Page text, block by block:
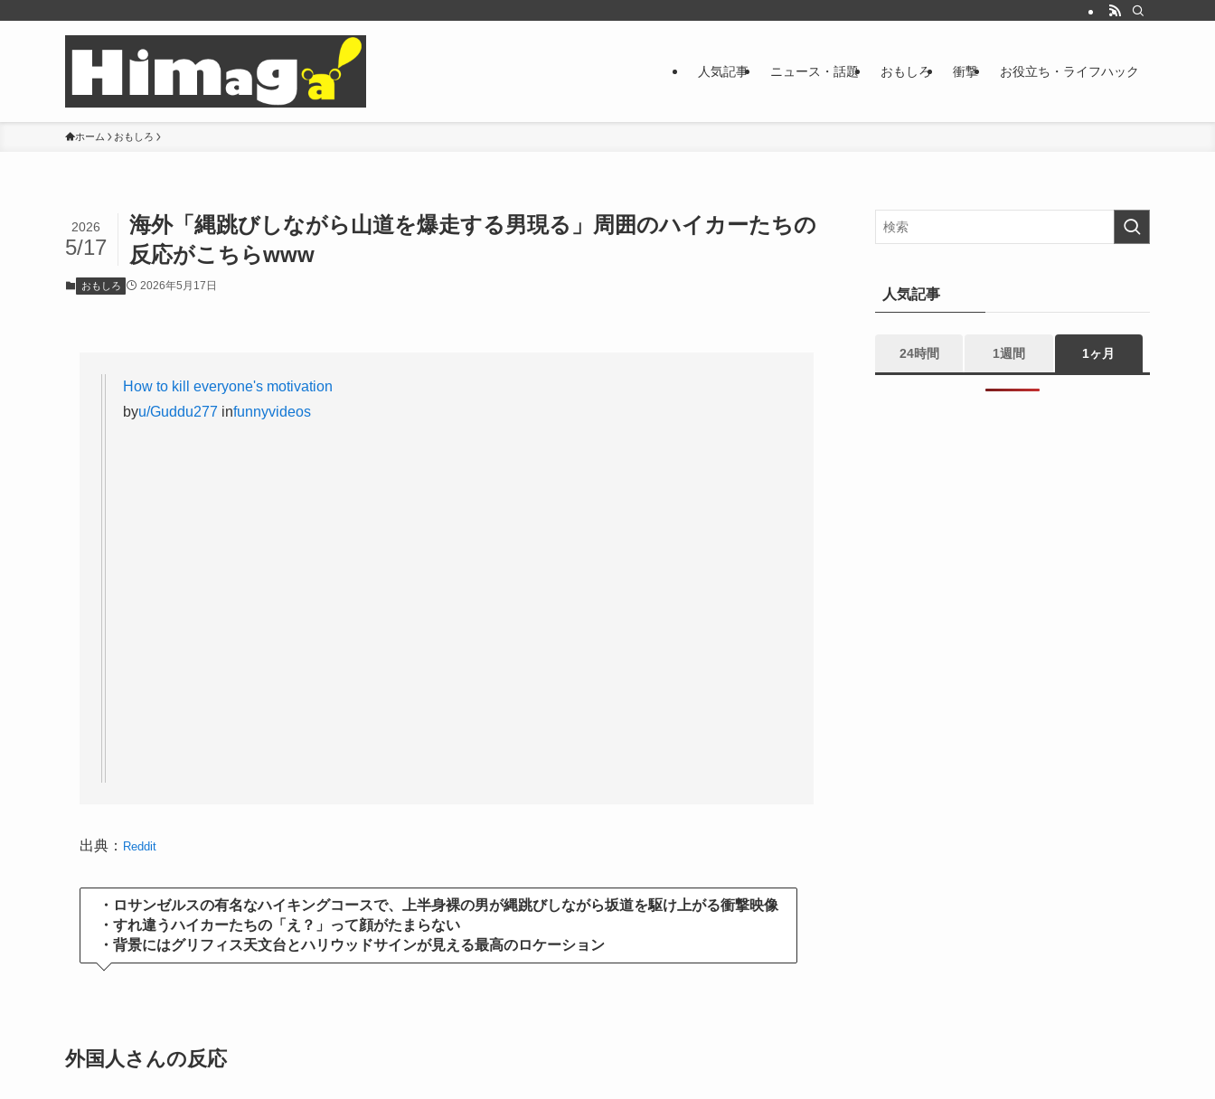
人気記事 ニュース・話題 おもしろ 衝撃 お役立ち・ライフハック
ホーム おもしろ
海外「縄跳びしながら山道を爆走する男現る」周囲のハイカーたちの
反応がこちらwww
2026
5/17
おもしろ 2026年5月17日
How to kill everyone's motivation
byu/Guddu277 infunnyvideos
出典： Reddit
・ロサンゼルスの有名なハイキングコースで、上半身裸の男が縄跳びしながら坂道を駆け上がる衝撃映像
・すれ違うハイカーたちの「え？」って顔がたまらない
・背景にはグリフィス天文台とハリウッドサインが見える最高のロケーション
外国人さんの反応
人気記事
24時間 1週間 1ヶ月